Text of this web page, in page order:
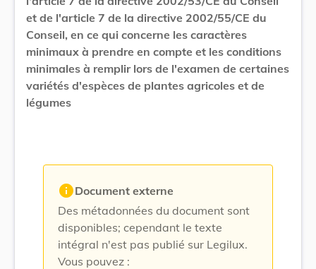
et de l'article 7 de la directive 2002/55/CE du
Conseil, en ce qui concerne les caractères
minimaux à prendre en compte et les conditions
minimales à remplir lors de l'examen de certaines
variétés d'espèces de plantes agricoles et de
légumes
infoDocument externe
Des métadonnées du document sont
disponibles; cependant le texte
intégral n'est pas publié sur Legilux.
Vous pouvez :